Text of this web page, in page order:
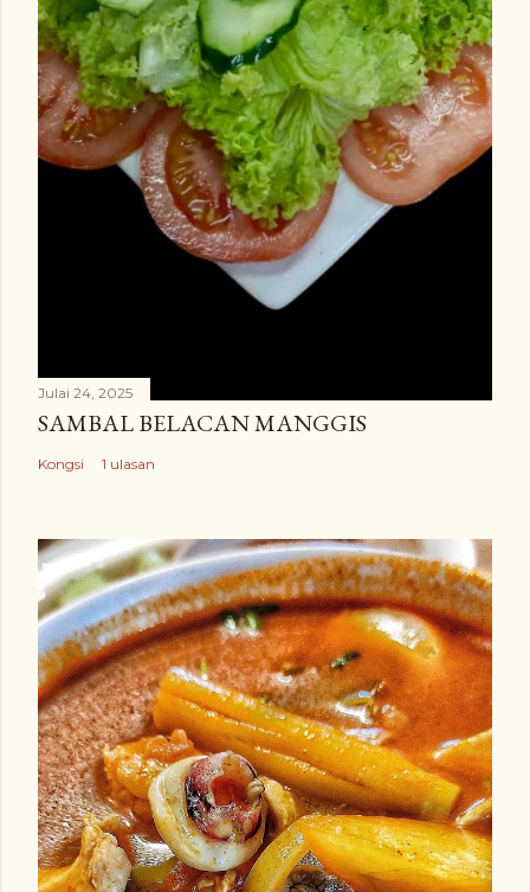
Julai 24, 2025
SAMBAL BELACAN MANGGIS
Kongsi 1 ulasan